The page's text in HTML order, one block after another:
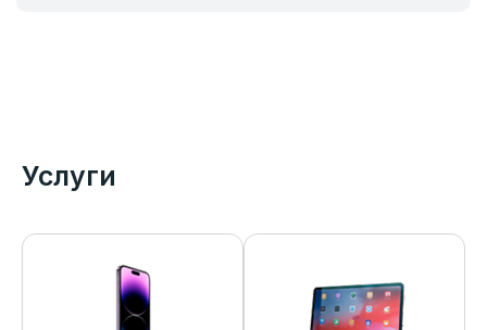
Услуги